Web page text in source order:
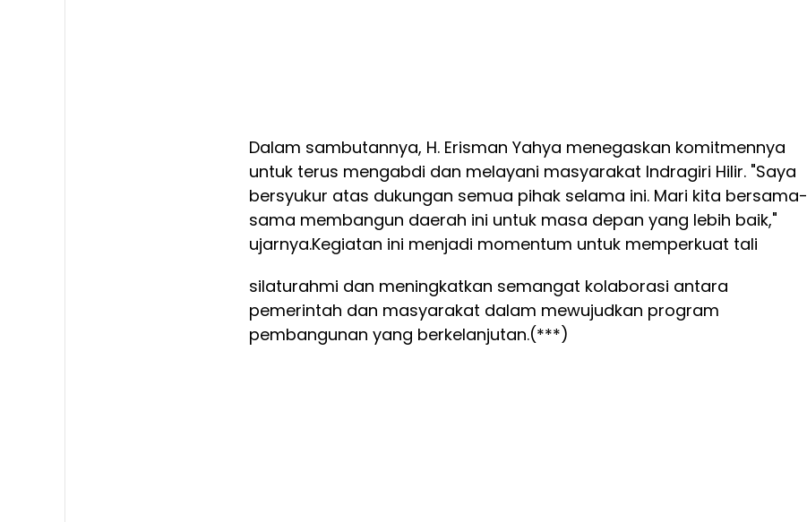
Dalam sambutannya, H. Erisman Yahya menegaskan komitmennya
untuk terus mengabdi dan melayani masyarakat Indragiri Hilir. "Saya
bersyukur atas dukungan semua pihak selama ini. Mari kita bersama-
sama membangun daerah ini untuk masa depan yang lebih baik,"
ujarnya.Kegiatan ini menjadi momentum untuk memperkuat tali
silaturahmi dan meningkatkan semangat kolaborasi antara
pemerintah dan masyarakat dalam mewujudkan program
pembangunan yang berkelanjutan.(***)